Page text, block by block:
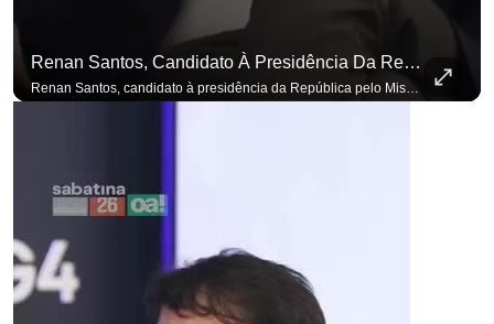
Renan Santos, Candidato À Presidência Da República Pelo Missão, Defende Aplicar Reformas Fiscais